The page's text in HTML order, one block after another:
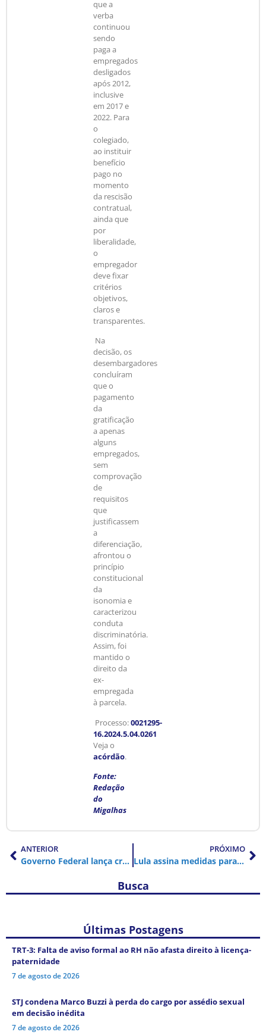
que a
verba
continuou
sendo
paga a
empregados
desligados
após 2012,
inclusive
em 2017 e
2022. Para
o
colegiado,
ao instituir
benefício
pago no
momento
da rescisão
contratual,
ainda que
por
liberalidade,
o
empregador
deve fixar
critérios
objetivos,
claros e
transparentes.
Na
decisão, os
desembargadores
concluíram
que o
pagamento
da
gratificação
a apenas
alguns
empregados,
sem
comprovação
de
requisitos
que
justificassem
a
diferenciação,
afrontou o
princípio
constitucional
da
isonomia e
caracterizou
conduta
discriminatória.
Assim, foi
mantido o
direito da
ex-
empregada
à parcela.
Processo:0021295-
16.2024.5.04.0261
Veja o
acórdão.
Fonte:
Redação
do
Migalhas
ANTERIOR
Governo Federal lança crédito para taxistas e motoristas de aplicativos
PRÓXIMO
Lula assina medidas para ampliar proteção às mulheres e reforçar segurança digital
Busca
Últimas Postagens
TRT-3: Falta de aviso formal ao RH não afasta direito à licença-
paternidade
7 de agosto de 2026
STJ condena Marco Buzzi à perda do cargo por assédio sexual
em decisão inédita
7 de agosto de 2026